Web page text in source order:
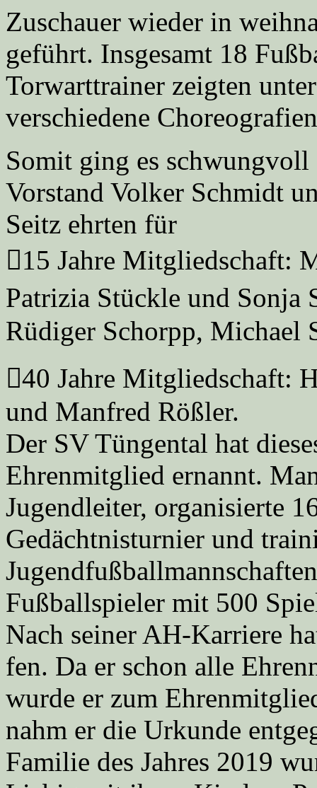
Zuschauer wieder in
geführt. Insgesamt 18
Torwarttrainer zeigten
verschiedene
Somit ging es
Vorstand Volker Schmidt
Seitz ehrten für
15 Jahre Mitgliedschaft:
Patrizia Stückle und Sonja
Rüdiger Schorpp, Michael
40 Jahre Mitgliedschaft:
und Manfred Rößler.
Der SV Tüngental hat
Ehrenmitglied ernannt.
Jugendleiter, organisierte
Gedächtnisturnier und
Fußballspieler mit 500
Nach seiner AH-Karriere
fen. Da er schon alle
wurde er zum
nahm er die Urkunde
Familie des Jahres 2019